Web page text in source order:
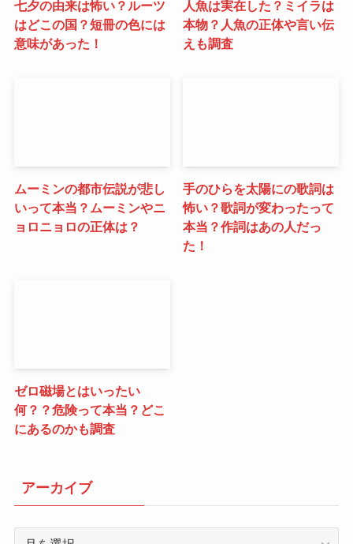
七夕の由来は怖い？ルーツ
はどこの国？短冊の色には
意味があった！
人魚は実在した？ミイラは
本物？人魚の正体や言い伝
えも調査
ムーミンの都市伝説が悲し
いって本当？ムーミンやニ
ョロニョロの正体は？
手のひらを太陽にの歌詞は
怖い？歌詞が変わったって
本当？作詞はあの人だっ
た！
ゼロ磁場とはいったい
何？？危険って本当？どこ
にあるのかも調査
アーカイブ